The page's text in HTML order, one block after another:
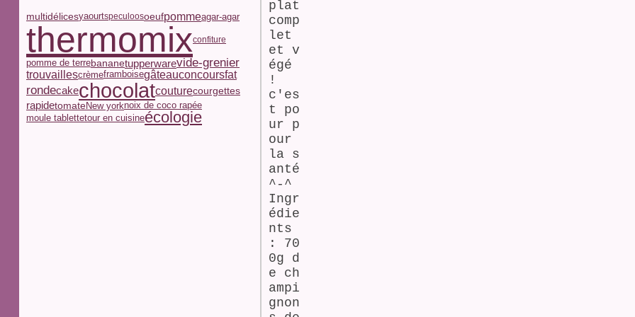
multidélicesyaourtspeculoosoeufpommeagar-agar
thermomixconfiture
pomme de terrebananetupperwarevide-grenier
trouvaillescrèmeframboisegâteauconcoursfat
rondecakechocolatcouturecourgettes
rapidetomateNew yorknoix de coco rapée
moule tablettetour en cuisineécologie
plat
comp
let
et v
égé
!
c'es
t po
ur p
our
la s
anté
^-^
Ingr
édie
nts
: 70
0g d
e ch
ampi
gnon